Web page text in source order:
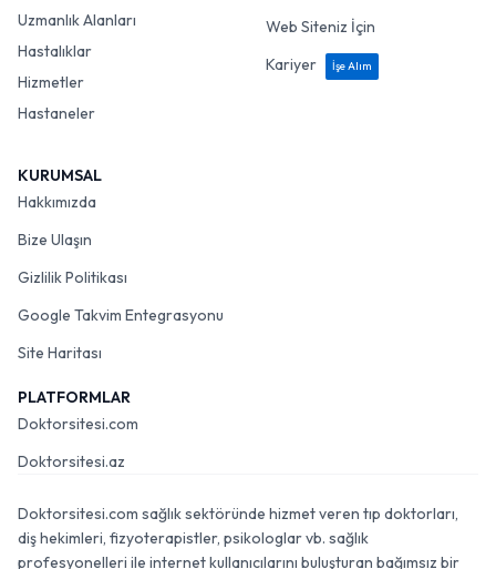
Uzmanlık Alanları
Hastalıklar
Hizmetler
Hastaneler
Web Siteniz İçin
Kariyer
İşe Alım
KURUMSAL
Hakkımızda
Bize Ulaşın
Gizlilik Politikası
Google Takvim Entegrasyonu
Site Haritası
PLATFORMLAR
Doktorsitesi.com
Doktorsitesi.az
Doktorsitesi.com sağlık sektöründe hizmet veren tıp doktorları,
diş hekimleri, fizyoterapistler, psikologlar vb. sağlık
profesyonelleri ile internet kullanıcılarını buluşturan bağımsız bir